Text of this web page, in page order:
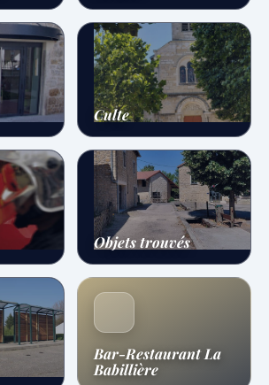
Culte
Objets trouvés
Bar-Restaurant La
Babillière